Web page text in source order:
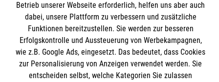
Bildungszentrum Rettungsdienst
Unsere Kurse
Notfallsanitäter
Rettungssanitäter
Informationen
Betrieb unserer Webseite erforderlich, helfen uns aber auch
dabei, unsere Plattform zu verbessern und zusätzliche
Funktionen bereitzustellen. Sie werden zur besseren
Erfolgskontrolle und Aussteuerung von Werbekampagnen,
wie z.B. Google Ads, eingesetzt. Das bedeutet, dass Cookies
zur Personalisierung von Anzeigen verwendet werden. Sie
entscheiden selbst, welche Kategorien Sie zulassen